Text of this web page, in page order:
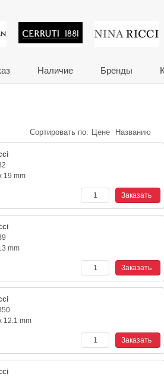
и
Наличие Бренды
Сортировать по: Цене Названию
19 mm
mm
12.1 mm